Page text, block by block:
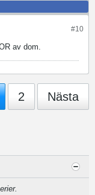
#10
av dom.
2 Nästa